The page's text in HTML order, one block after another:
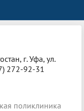
г. Уфа, ул.
272-92-31
поликлиника